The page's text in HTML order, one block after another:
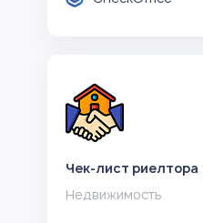
Чек-лист риелтора
Недвижимость